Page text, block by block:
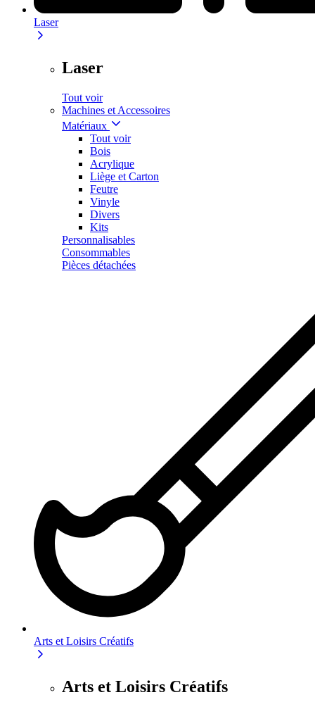
Laser
Laser
Tout voir
Machines et Accessoires
Matériaux
Tout voir
Bois
Acrylique
Liège et Carton
Feutre
Vinyle
Divers
Kits
Personnalisables
Consommables
Pièces détachées
Arts et Loisirs Créatifs
Arts et Loisirs Créatifs